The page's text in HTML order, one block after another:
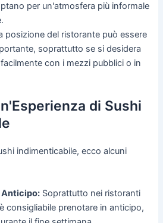
per un'atmosfera più informale
posizione del ristorante può essere
soprattutto se si desidera
con i mezzi pubblici o in
di Sushi
indimenticabile, ecco alcuni
Anticipo: Soprattutto nei ristoranti
consigliabile prenotare in anticipo,